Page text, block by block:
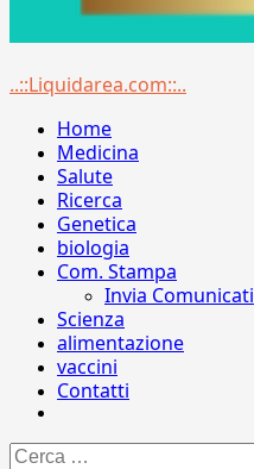
Menu
..::Liquidarea.com::..
Home
Medicina
Salute
Ricerca
Genetica
biologia
Com. Stampa
Invia Comunicati
Scienza
alimentazione
vaccini
Contatti
Ricerca